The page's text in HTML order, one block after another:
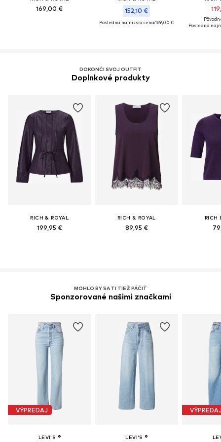
169,00 € 152,10 €
Posledná najnižšia cena:169,00 €
Posledná
DOKONČI SVOJ OUTFIT
Doplnkové produkty
RICH & ROYAL
199,95 €
RICH & ROYAL
89,95 €
RICH
MOHLO BY SA TI TIEŽ PÁČIŤ
Sponzorované našimi značkami
VÝPREDAJ
LEVI'S ® LEVI'S ®